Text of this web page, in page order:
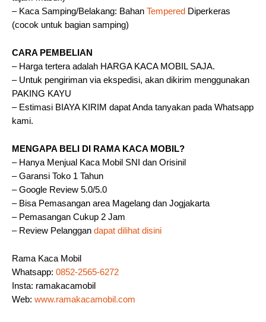
– Kaca Samping/Belakang: Bahan Tempered Diperkeras
(cocok untuk bagian samping)
CARA PEMBELIAN
– Harga tertera adalah HARGA KACA MOBIL SAJA.
– Untuk pengiriman via ekspedisi, akan dikirim menggunakan
PAKING KAYU
– Estimasi BIAYA KIRIM dapat Anda tanyakan pada Whatsapp
kami.
MENGAPA BELI DI RAMA KACA MOBIL?
– Hanya Menjual Kaca Mobil SNI dan Orisinil
– Garansi Toko 1 Tahun
– Google Review 5.0/5.0
– Bisa Pemasangan area Magelang dan Jogjakarta
– Pemasangan Cukup 2 Jam
– Review Pelanggan dapat dilihat disini
Rama Kaca Mobil
Whatsapp: 0852-2565-6272
Insta: ramakacamobil
Web: www.ramakacamobil.com